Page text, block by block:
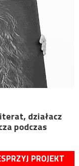
działacz
podczas
PROJEKT